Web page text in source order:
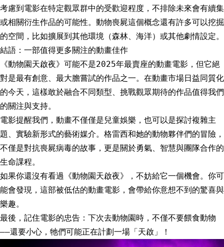
考慮到電影在特定觀眾群中的受歡迎程度，不排除未來會有續集
或相關衍生作品的可能性。動物喪屍這個概念還有許多可以挖掘
的空間，比如擴展到其他環境（森林、海洋）或其他劇情設定。
結語：一部值得更多關注的動畫佳作
《動物園天啟夜》可能不是2025年最賣座的動畫電影，但它絕
對是最有創意、最大膽嘗試的作品之一。在動畫市場日益同質化
的今天，這樣敢於融合不同類型、挑戰觀眾期待的作品值得我們
的關注與支持。
電影提醒我們，動畫不僅僅是兒童娛樂，也可以是探討複雜主
題、實驗新形式的藝術媒介。格雷西和她的動物夥伴們的冒險，
不僅是對抗喪屍病毒的故事，更是關於勇氣、智慧與團隊合作的
生命課程。
如果你還沒有看過《動物園天啟夜》，不妨給它一個機會。你可
能會發現，這部被低估的動畫電影，會帶給你意想不到的驚喜與
樂趣。
最後，記住電影的忠告：下次去動物園時，不僅不要餵食動物
——還要小心，牠們可能正在計劃一場「天啟」！